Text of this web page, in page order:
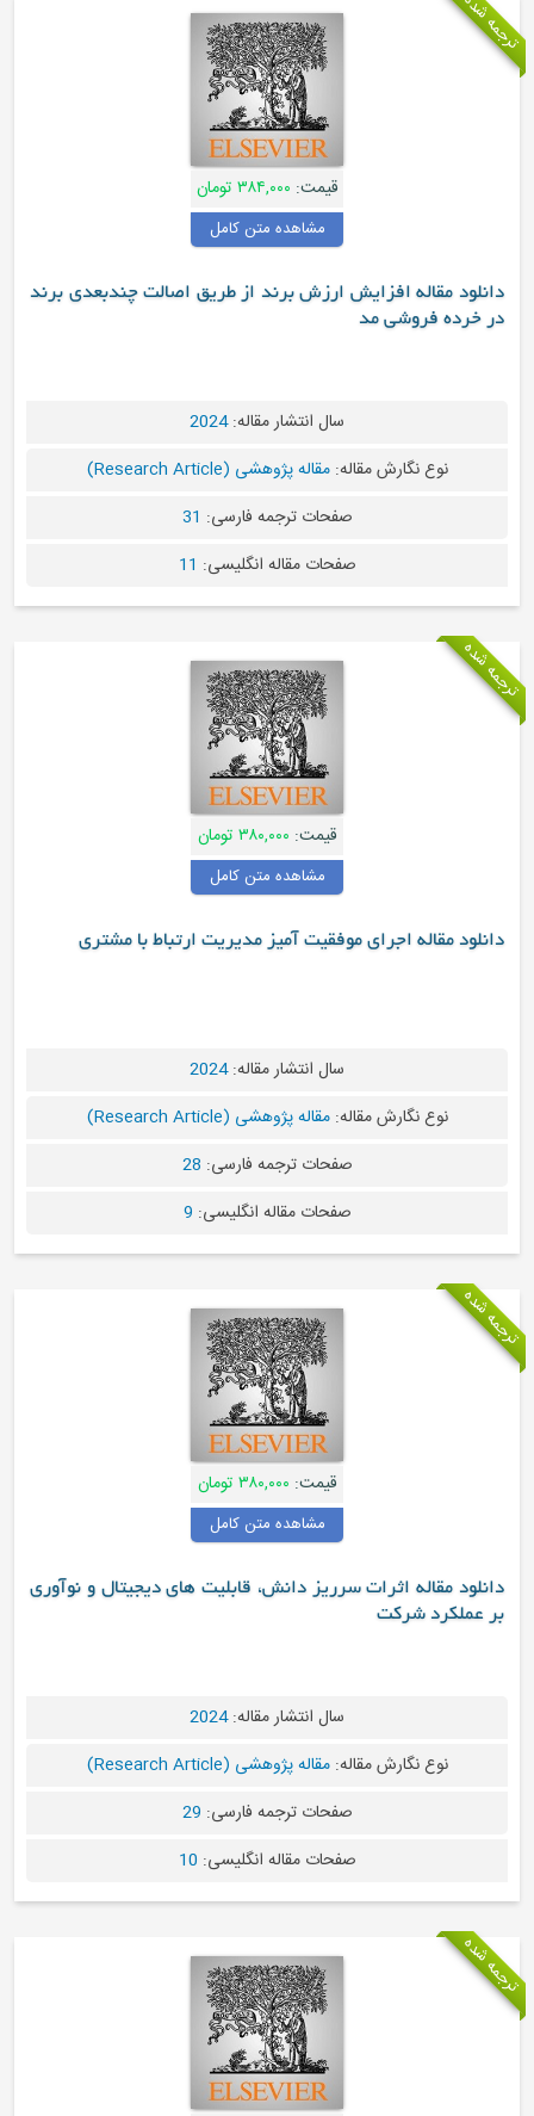
شده
قیمت:۳۸۴,۰۰۰ تومان
مشاهده متن کامل
دانلود مقاله افزایش ارزش برند از طریق اصالت چندبعدی برند
در خرده فروشی مد
سال انتشار مقاله:2024
نوع نگارش مقاله:مقاله پژوهشی (Research Article)
صفحات ترجمه فارسی:31
صفحات مقاله انگلیسی:11
شده
قیمت:۳۸۰,۰۰۰ تومان
مشاهده متن کامل
دانلود مقاله اجرای موفقیت آمیز مدیریت ارتباط با مشتری
سال انتشار مقاله:2024
نوع نگارش مقاله:مقاله پژوهشی (Research Article)
صفحات ترجمه فارسی:28
صفحات مقاله انگلیسی:9
شده
قیمت:۳۸۰,۰۰۰ تومان
مشاهده متن کامل
دانلود مقاله اثرات سرریز دانش، قابلیت های دیجیتال و نوآوری
بر عملکرد شرکت
سال انتشار مقاله:2024
نوع نگارش مقاله:مقاله پژوهشی (Research Article)
صفحات ترجمه فارسی:29
صفحات مقاله انگلیسی:10
شده